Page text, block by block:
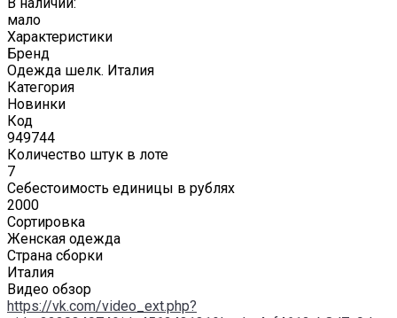
мало
Характеристики
Бренд
Одежда шелк. Италия
Категория
Новинки
Код
949744
Количество штук в лоте
7
Себестоимость единицы в рублях
2000
Сортировка
Женская одежда
Страна сборки
Италия
Видео обзор
https://vk.com/video_ext.php?